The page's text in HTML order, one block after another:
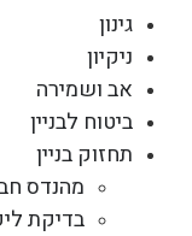
גינון
ניקיון
אב ושמירה
ביטוח לבניין
תחזוק בניין
מהנדס
בדיקת